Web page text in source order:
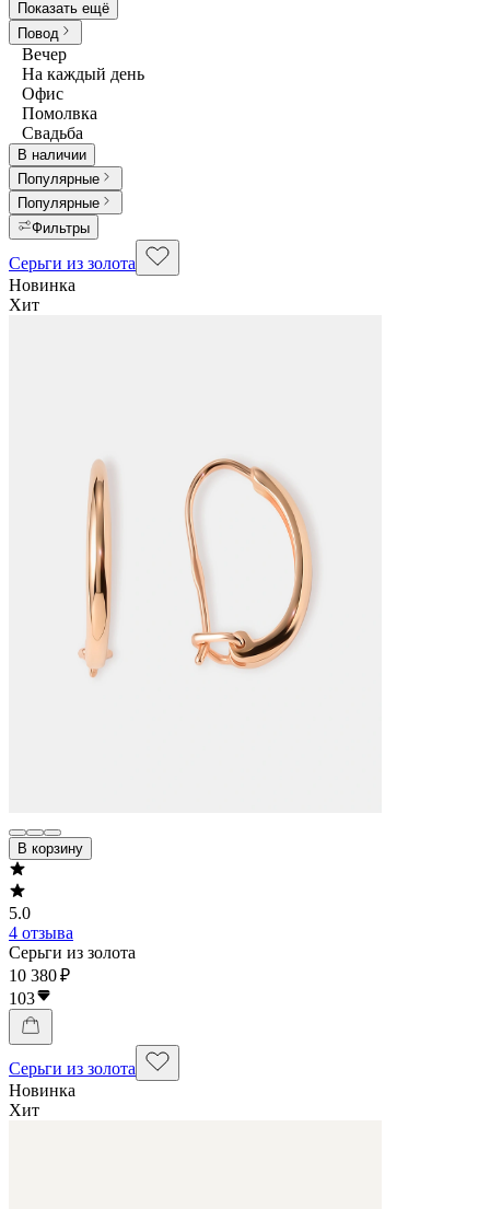
Показать ещё
Повод
Вечер
На каждый день
Офис
Помолвка
Свадьба
В наличии
Популярные
Популярные
Фильтры
Серьги из золота
Новинка
Хит
В корзину
5.0
4 отзыва
Серьги из золота
10 380 ₽
103
Серьги из золота
Новинка
Хит